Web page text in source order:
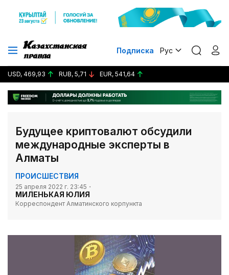
Подписка Рус
USD, 469,93 RUB, 5,71 EUR, 541,64
Будущее криптовалют обсудили
международные эксперты в
Алматы
ПРОИСШЕСТВИЯ
25 апреля 2022 г. 23:45
МИЛЕНЬКАЯ ЮЛИЯ
Корреспондент Алматинского корпункта